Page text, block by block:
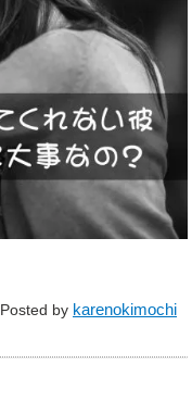
Posted by karenokimochi